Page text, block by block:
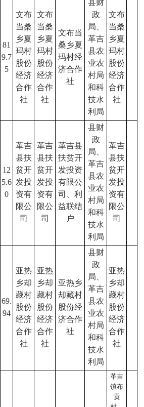
81
9.7
5
文布
当桑
乡夏
玛村
股份
经济
合作
社
文布
当桑
乡夏
玛村
股份
经济
合作
社
文布当
桑乡夏
玛村经
济合作
社
县财
政
局、
革吉
县农
业农
村局
和科
技水
利局
文布
当桑
乡夏
玛村
股份
经济
合作
社
12
5.6
0
革吉
县扶
贫开
发投
资有
限公
司
革吉
县扶
贫开
发投
资有
限公
司
革吉县
扶贫开
发投资
有限公
司、利
益联结
户
县财
政
局、
革吉
县农
业农
村局
和科
技水
利局
革吉
县扶
贫开
发投
资有
限公
司
69.
94
亚热
乡却
藏村
股份
经济
合作
社
亚热
乡却
藏村
股份
经济
合作
社
亚热乡
却藏村
股份经
济合作
社
县财
政
局、
革吉
县农
业农
村局
和科
技水
利局
亚热
乡却
藏村
股份
经济
合作
社
革吉
镇布
贡